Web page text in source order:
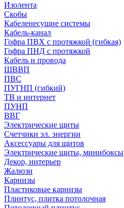
Изолента
Скобы
Кабеленесущие системы
Кабель-канал
Гофра ПВХ с протяжкой (гибкая)
Гофра ПНД с протяжкой
Кабель и провода
ШВВП
ПВС
ПУГНП (гибкий)
ТВ и интернет
ПУНП
ВВГ
Электрические щиты
Счетчики эл. энергии
Аксессуары для щитов
Электрические щиты, минибоксы
Декор, интерьер
Жалюзи
Карнизы
Пластиковые карнизы
Плинтус, плитка потолочная